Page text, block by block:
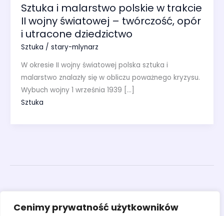
Cenimy prywatność użytkowników
Sztuka i malarstwo polskie w trakcie
II wojny światowej – twórczość, opór
i utracone dziedzictwo
Sztuka / stary-mlynarz
W okresie II wojny światowej polska sztuka i
malarstwo znalazły się w obliczu poważnego kryzysu.
Wybuch wojny 1 września 1939 […]
Sztuka
Rzeźby